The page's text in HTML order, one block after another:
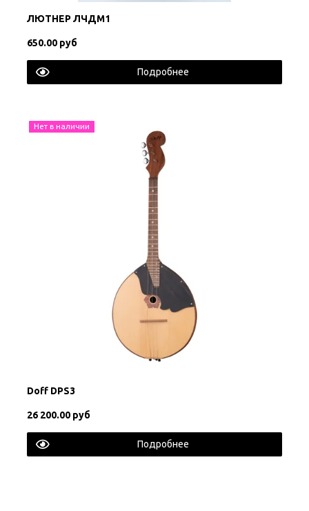
ЛЮТНЕР ЛЧДМ1
650.00 руб
Подробнее
Нет в наличии
Doff DPS3
26 200.00 руб
Подробнее